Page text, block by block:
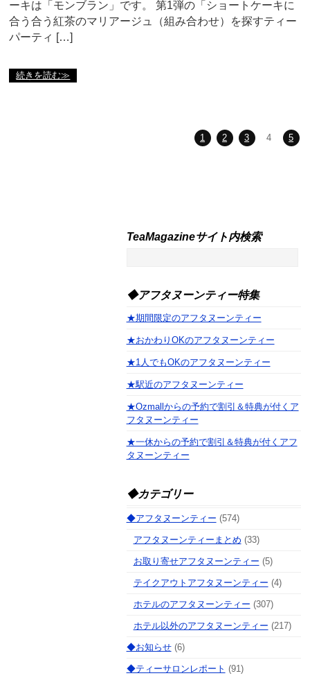
ーキは「モンブラン」です。 第1弾の「ショートケーキに
合う合う紅茶のマリアージュ（組み合わせ）を探すティー
パーティ […]
続きを読む≫
1 2 3 4 5
TeaMagazineサイト内検索
◆アフタヌーンティー特集
★期間限定のアフタヌーンティー
★おかわりOKのアフタヌーンティー
★1人でもOKのアフタヌーンティー
★駅近のアフタヌーンティー
★Ozmallからの予約で割引＆特典が付くア
フタヌーンティー
★一休からの予約で割引＆特典が付くアフ
タヌーンティー
◆カテゴリー
◆アフタヌーンティー (574)
アフタヌーンティーまとめ (33)
お取り寄せアフタヌーンティー (5)
テイクアウトアフタヌーンティー (4)
ホテルのアフタヌーンティー (307)
ホテル以外のアフタヌーンティー (217)
◆お知らせ(6)
◆ティーサロンレポート (91)